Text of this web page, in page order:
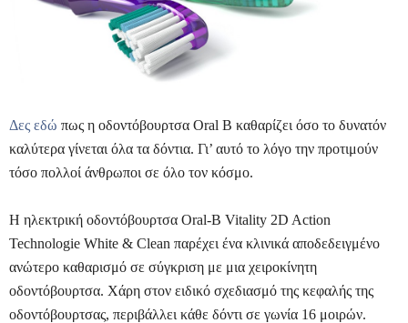
Δες εδώ πως η οδοντόβουρτσα Oral B καθαρίζει όσο το δυνατόν
καλύτερα γίνεται όλα τα δόντια. Γι’ αυτό το λόγο την προτιμούν
τόσο πολλοί άνθρωποι σε όλο τον κόσμο.
Η ηλεκτρική οδοντόβουρτσα Oral-B Vitality 2D Action
Technologie White & Clean παρέχει ένα κλινικά αποδεδειγμένο
ανώτερο καθαρισμό σε σύγκριση με μια χειροκίνητη
οδοντόβουρτσα. Χάρη στον ειδικό σχεδιασμό της κεφαλής της
οδοντόβουρτσας, περιβάλλει κάθε δόντι σε γωνία 16 μοιρών.